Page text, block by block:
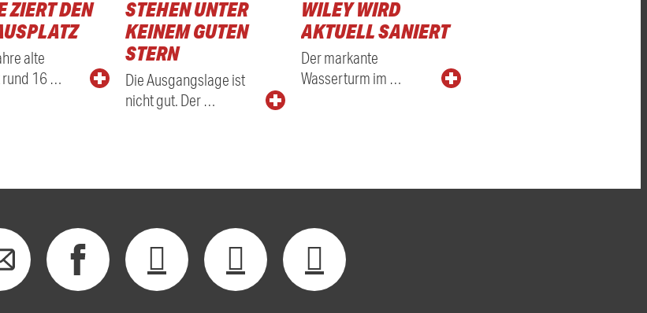
ZIERT DEN
alte
rund 16 …
STEHEN UNTER
KEINEM GUTEN
STERN
Die Ausgangslage ist
nicht gut. Der …
WILEY WIRD
AKTUELL SANIERT
Der markante
Wasserturm im …